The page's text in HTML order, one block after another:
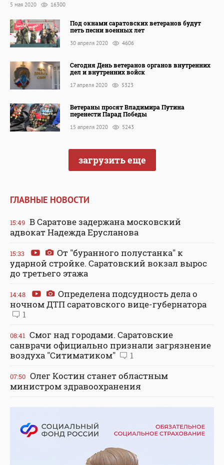
5 мая 2020 16300
Под окнами саратовских ветеранов будут
петь песни военных лет
30 апреля 2020 4606
Сегодня День ветеранов органов внутренних
дел и внутренних войск
17 апреля 2020 5323
Ветераны просят Владимира Путина
перенести Парад Победы
15 апреля 2020 5243
загрузить еще
ГЛАВНЫЕ НОВОСТИ
15:49 В Саратове задержана московский
адвокат Надежда Ерусланова
15:33
От "буранного полустанка" к
ударной стройке. Саратовский вокзал вырос
до третьего этажа
14:48
Определена подсудность дела о
ночном ДТП саратовского вице-губернатора
1
08:41 Смог над городами. Саратовские
санврачи официально признали загрязнение
воздуха "Ситиматиком"
1
07:50 Олег Костин станет областным
министром здравоохранения